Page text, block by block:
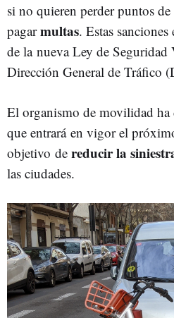
si no quieren perder puntos
pagarmultas. Estas
de la nueva Ley de
Dirección General de Tráfico
El organismo de movilidad ha
que entrará en vigor el
objetivo de reducir la
las ciudades.